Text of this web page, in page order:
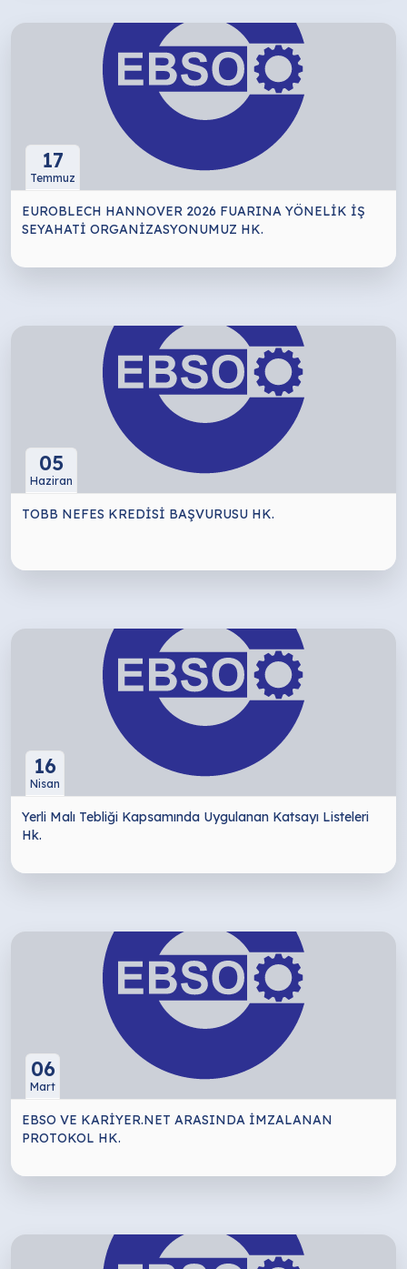
17
Temmuz
EUROBLECH HANNOVER 2026 FUARINA YÖNELİK İŞ
SEYAHATİ ORGANİZASYONUMUZ HK.
05
Haziran
TOBB NEFES KREDİSİ BAŞVURUSU HK.
16
Nisan
Yerli Malı Tebliği Kapsamında Uygulanan Katsayı Listeleri
Hk.
06
Mart
EBSO VE KARİYER.NET ARASINDA İMZALANAN
PROTOKOL HK.